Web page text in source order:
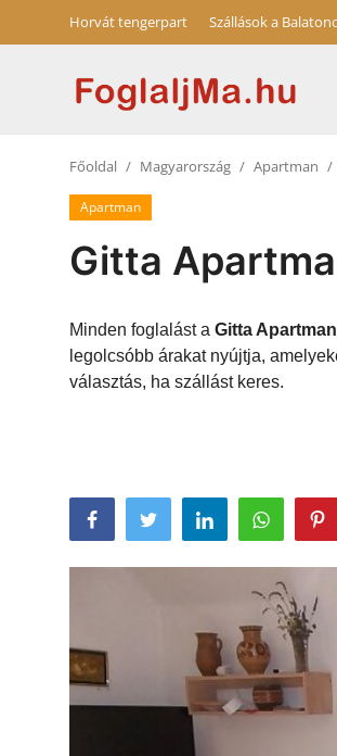
Horvát tengerpart Szállások a
Horvátország
Szállások Hajdúszoboszlón
Főoldal Magyarország Apartman
Apartman
Gitta
Minden foglalást a Gitta
legolcsóbb árakat nyújtja,
választás, ha szállást keres.